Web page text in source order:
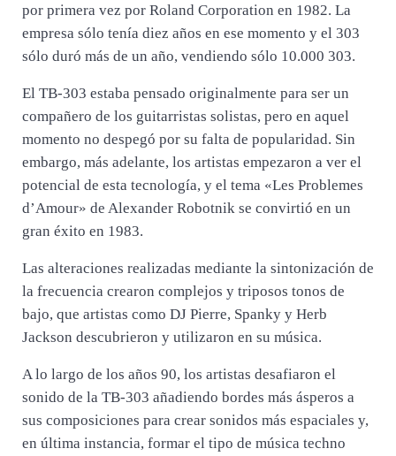
por primera vez por Roland Corporation en 1982. La
empresa sólo tenía diez años en ese momento y el 303
sólo duró más de un año, vendiendo sólo 10.000 303.
El TB-303 estaba pensado originalmente para ser un
compañero de los guitarristas solistas, pero en aquel
momento no despegó por su falta de popularidad. Sin
embargo, más adelante, los artistas empezaron a ver el
potencial de esta tecnología, y el tema «Les Problemes
d’Amour» de Alexander Robotnik se convirtió en un
gran éxito en 1983.
Las alteraciones realizadas mediante la sintonización de
la frecuencia crearon complejos y triposos tonos de
bajo, que artistas como DJ Pierre, Spanky y Herb
Jackson descubrieron y utilizaron en su música.
A lo largo de los años 90, los artistas desafiaron el
sonido de la TB-303 añadiendo bordes más ásperos a
sus composiciones para crear sonidos más espaciales y,
en última instancia, formar el tipo de música techno